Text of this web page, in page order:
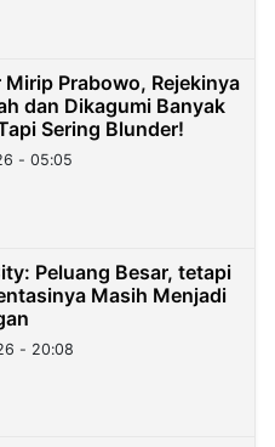
Mirip Prabowo, Rejekinya
dan Dikagumi Banyak
Sering Blunder!
- 05:05
Peluang Besar, tetapi
Masih Menjadi
- 20:08